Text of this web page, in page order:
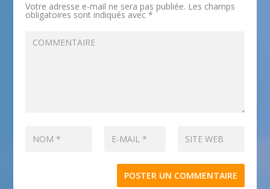
Votre adresse e-mail ne sera pas publiée. Les champs
obligatoires sont indiqués avec*